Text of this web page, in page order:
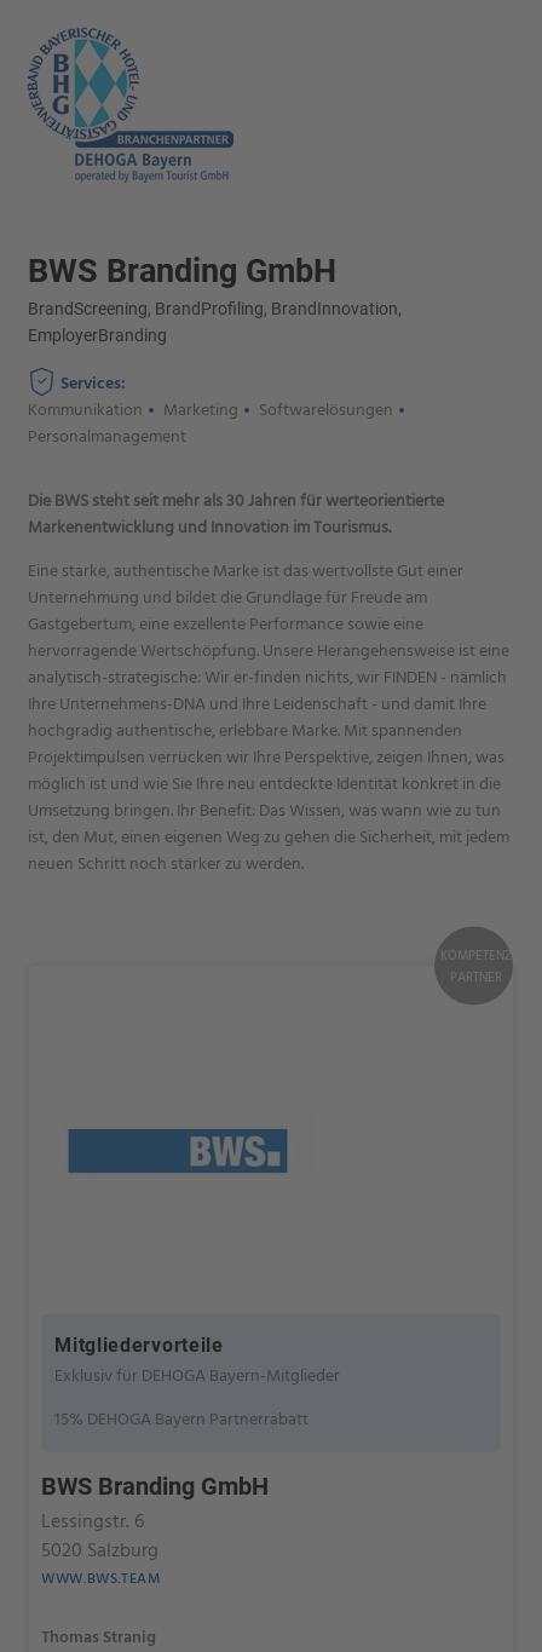
KOMPETENZ
PARTNER
Mitgliedervorteile
Exklusiv für DEHOGA Bayern-Mitglieder
15% DEHOGA Bayern Partnerrabatt
BWS Branding GmbH
Lessingstr. 6
5020 Salzburg
WWW.BWS.TEAM
Thomas Stranig
BWS Branding GmbH
BrandScreening, BrandProfiling, BrandInnovation,
EmployerBranding
Services:
Kommunikation
Marketing
Softwarelösungen
Personalmanagement
Die BWS steht seit mehr als 30 Jahren für werteorientierte
Markenentwicklung und Innovation im Tourismus.
Eine starke, authentische Marke ist das wertvollste Gut einer
Unternehmung und bildet die Grundlage für Freude am
Gastgebertum, eine exzellente Performance sowie eine
hervorragende Wertschöpfung. Unsere Herangehensweise ist eine
analytisch-strategische: Wir er-finden nichts, wir FINDEN - nämlich
Ihre Unternehmens-DNA und Ihre Leidenschaft - und damit Ihre
hochgradig authentische, erlebbare Marke. Mit spannenden
Projektimpulsen verrücken wir Ihre Perspektive, zeigen Ihnen, was
möglich ist und wie Sie Ihre neu entdeckte Identität konkret in die
Umsetzung bringen. Ihr Benefit: Das Wissen, was wann wie zu tun
ist, den Mut, einen eigenen Weg zu gehen die Sicherheit, mit jedem
neuen Schritt noch stärker zu werden.